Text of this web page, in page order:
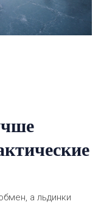
а льдинки